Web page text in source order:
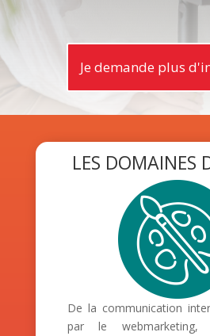
Je demande plus
LES DOMAINES
De la communication
par le